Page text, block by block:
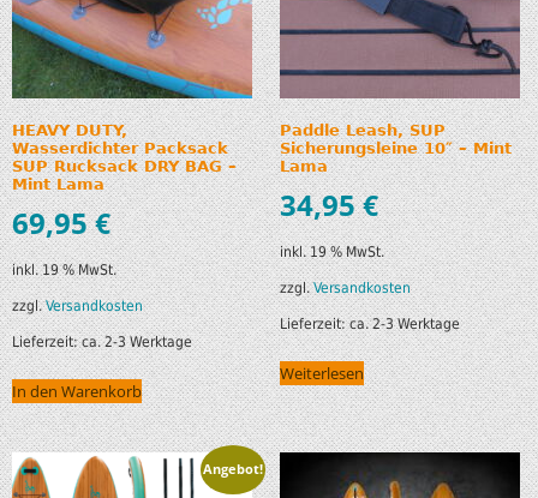
HEAVY DUTY,
Wasserdichter Packsack
SUP Rucksack DRY BAG –
Mint Lama
69,95€
inkl. 19 % MwSt.
zzgl.Versandkosten
Lieferzeit:ca. 2-3 Werktage
In den Warenkorb
Paddle Leash, SUP
Sicherungsleine 10″ – Mint
Lama
34,95€
inkl. 19 % MwSt.
zzgl.Versandkosten
Lieferzeit:ca. 2-3 Werktage
Weiterlesen
Angebot!